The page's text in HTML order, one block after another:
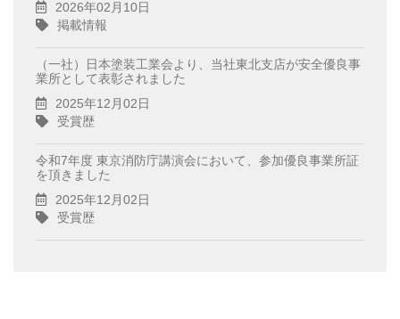
2026年02月10日
掲載情報
（一社）日本塗装工業会より、当社東北支店が安全優良事
業所として表彰されました
2025年12月02日
受賞歴
令和7年度 東京消防庁講演会において、参加優良事業所証
を頂きました
2025年12月02日
受賞歴